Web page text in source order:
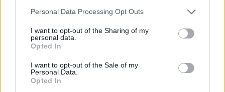
Personal Data Processing Opt Outs
I want to opt-out of the Sharing of my
personal data.
Opted In
I want to opt-out of the Sale of my
Personal Data.
Opted In
Cicerone
1052 appunti